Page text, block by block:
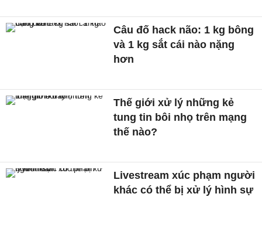
Câu đố hack não: 1 kg bông
và 1 kg sắt cái nào nặng
hơn
Thế giới xử lý những kẻ
tung tin bôi nhọ trên mạng
thế nào?
Livestream xúc phạm người
khác có thể bị xử lý hình sự